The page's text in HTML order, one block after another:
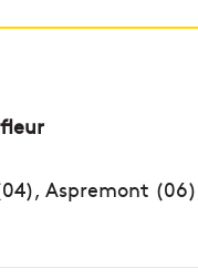
Aspremont